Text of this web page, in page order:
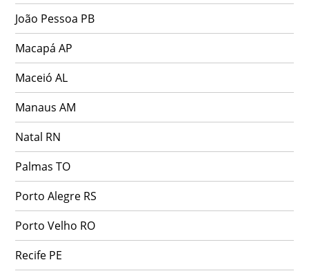
João Pessoa PB
Macapá AP
Maceió AL
Manaus AM
Natal RN
Palmas TO
Porto Alegre RS
Porto Velho RO
Recife PE